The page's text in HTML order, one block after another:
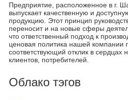
Предприятие, расположенное в г.
выпускает качественную и
продукцию. Этот принцип
переносит и на новые сферы
что ответственный подход к
ценовая политика нашей компании
соответствующий отклик в сердцах
клиентов, потребителей.
Облако тэгов